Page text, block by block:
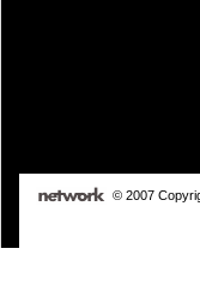
© 2007